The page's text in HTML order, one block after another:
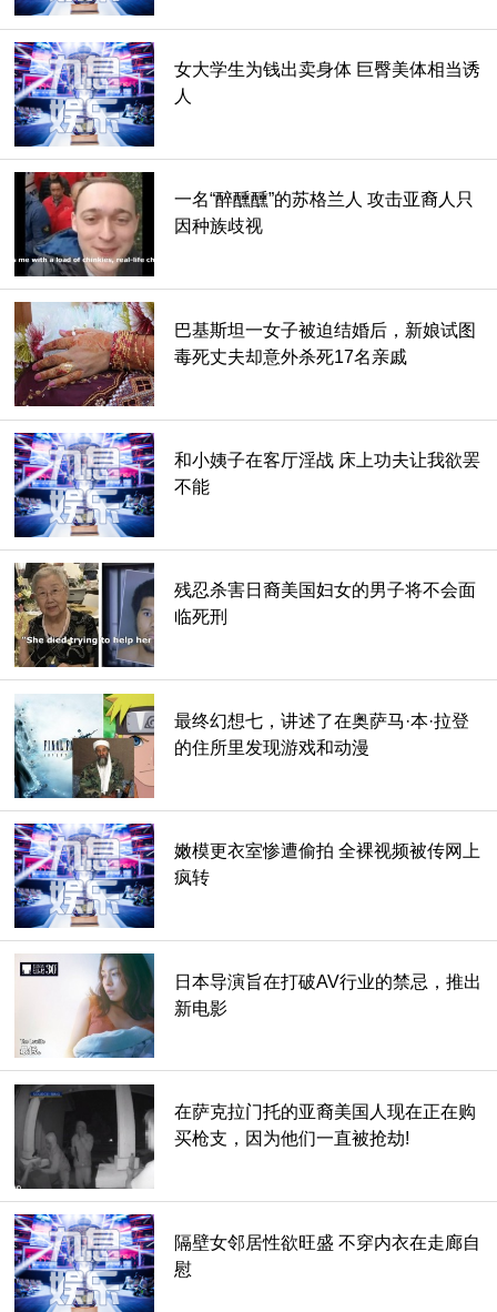
女大学生为钱出卖身体 巨臀美体相当诱
人
一名“醉醺醺”的苏格兰人 攻击亚裔人只
因种族歧视
巴基斯坦一女子被迫结婚后，新娘试图
毒死丈夫却意外杀死17名亲戚
和小姨子在客厅淫战 床上功夫让我欲罢
不能
残忍杀害日裔美国妇女的男子将不会面
临死刑
最终幻想七，讲述了在奥萨马·本·拉登
的住所里发现游戏和动漫
嫩模更衣室惨遭偷拍 全裸视频被传网上
疯转
日本导演旨在打破AV行业的禁忌，推出
新电影
在萨克拉门托的亚裔美国人现在正在购
买枪支，因为他们一直被抢劫!
隔壁女邻居性欲旺盛 不穿内衣在走廊自
慰